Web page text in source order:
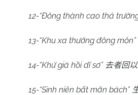
12-“Đông thành cao thả
13-“Khu xa thướng đông môn”
14-“Khứ giả hồi dĩ sơ” 去者回
15-“Sinh niên bất mãn bách”